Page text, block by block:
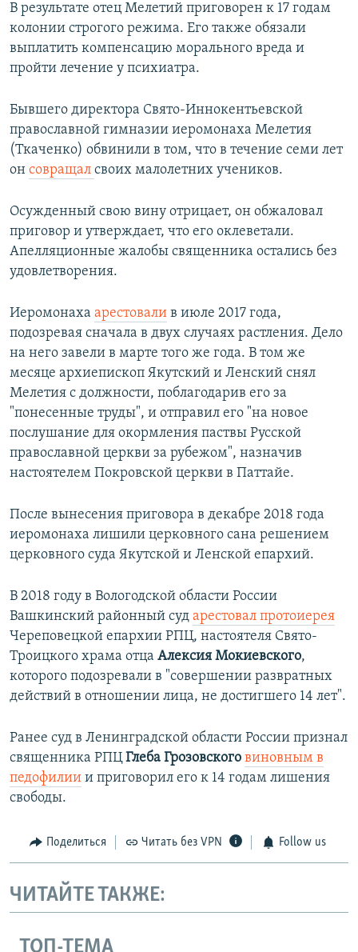
В результате отец Мелетий приговорен к 17 годам
колонии строгого режима. Его также обязали
выплатить компенсацию морального вреда и
пройти лечение у психиатра.
Бывшего директора Свято-Иннокентьевской
православной гимназии иеромонаха Мелетия
(Ткаченко) обвинили в том, что в течение семи лет
он совращал своих малолетних учеников.
Осужденный свою вину отрицает, он обжаловал
приговор и утверждает, что его оклеветали.
Апелляционные жалобы священника остались без
удовлетворения.
Иеромонаха арестовали в июле 2017 года,
подозревая сначала в двух случаях растления. Дело
на него завели в марте того же года. В том же
месяце архиепископ Якутский и Ленский снял
Мелетия с должности, поблагодарив его за
"понесенные труды", и отправил его "на новое
послушание для окормления паствы Русской
православной церкви за рубежом", назначив
настоятелем Покровской церкви в Паттайе.
После вынесения приговора в декабре 2018 года
иеромонаха лишили церковного сана решением
церковного суда Якутской и Ленской епархий.
В 2018 году в Вологодской области России
Вашкинский районный суд арестовал протоиерея
Череповецкой епархии РПЦ, настоятеля Свято-
Троицкого храма отца Алексия Мокиевского,
которого подозревали в "совершении развратных
действий в отношении лица, не достигшего 14 лет".
Ранее суд в Ленинградской области России признал
священника РПЦГлеба Грозовского виновным в
педофилии и приговорил его к 14 годам лишения
свободы.​
Поделиться Читать без VPN Follow us
ЧИТАЙТЕ ТАКЖЕ: